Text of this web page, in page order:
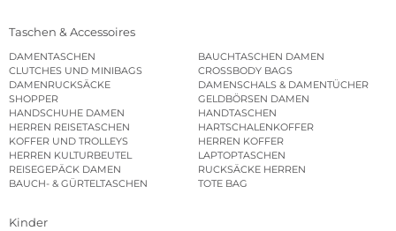
Taschen & Accessoires
DAMENTASCHEN
BAUCHTASCHEN DAMEN
CLUTCHES UND MINIBAGS
CROSSBODY BAGS
DAMENRUCKSÄCKE
DAMENSCHALS & DAMENTÜCHER
SHOPPER
GELDBÖRSEN DAMEN
HANDSCHUHE DAMEN
HANDTASCHEN
HERREN REISETASCHEN
HARTSCHALENKOFFER
KOFFER UND TROLLEYS
HERREN KOFFER
HERREN KULTURBEUTEL
LAPTOPTASCHEN
REISEGEPÄCK DAMEN
RUCKSÄCKE HERREN
BAUCH- & GÜRTELTASCHEN
TOTE BAG
Kinder